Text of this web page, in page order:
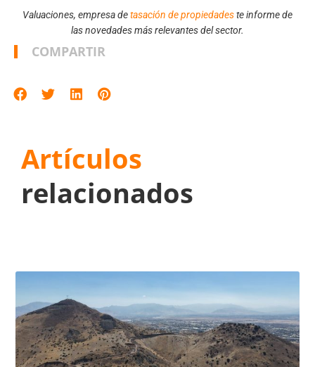
Valuaciones, empresa detasación de propiedadeste informe de
las novedades más relevantes del sector.
COMPARTIR
Artículos
relacionados